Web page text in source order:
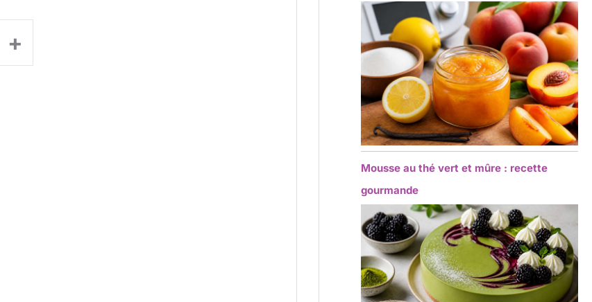
+
Mousse au thé vert et mûre : recette
gourmande